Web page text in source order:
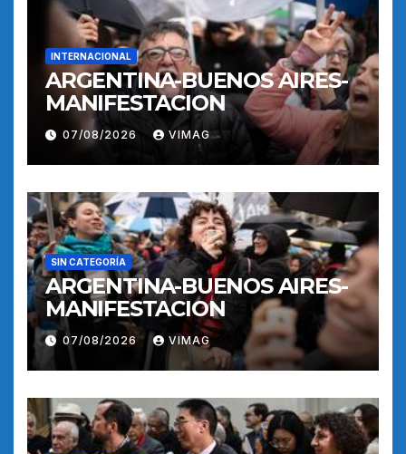
INTERNACIONAL
ARGENTINA-BUENOS AIRES-
MANIFESTACION
07/08/2026 VIMAG
SIN CATEGORÍA
ARGENTINA-BUENOS AIRES-
MANIFESTACION
07/08/2026 VIMAG